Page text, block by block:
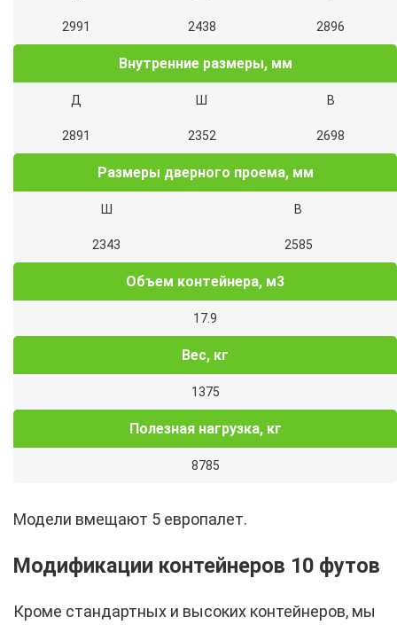
2991 2438 2896
Внутренние размеры, мм
Д Ш В
2891 2352 2698
Размеры дверного проема, мм
Ш В
2343 2585
Объем контейнера, м3
17.9
Вес, кг
1375
Полезная нагрузка, кг
8785
Модели вмещают 5 европалет.
Модификации контейнеров 10 футов
Кроме стандартных и высоких контейнеров, мы